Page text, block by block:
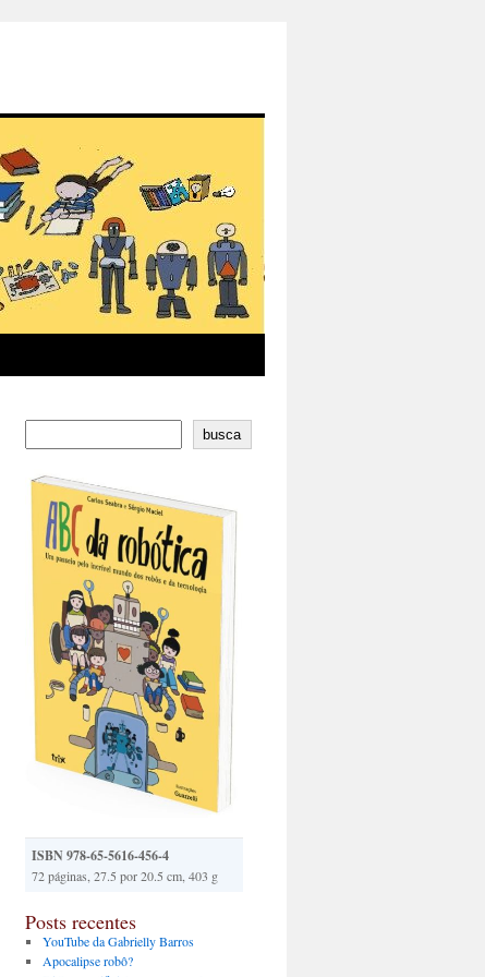
busca
ISBN 978-65-5616-456-4
72 páginas, 27.5 por 20.5 cm, 403 g
Posts recentes
YouTube da Gabrielly Barros
Apocalipse robô?